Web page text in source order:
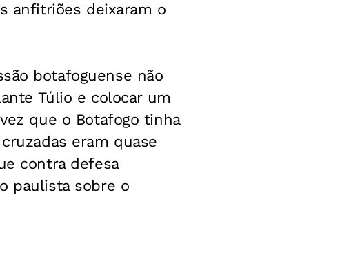
anfitriões deixaram o
botafoguense não
Túlio e colocar um
que o Botafogo tinha
eram quase
contra defesa
paulista sobre o